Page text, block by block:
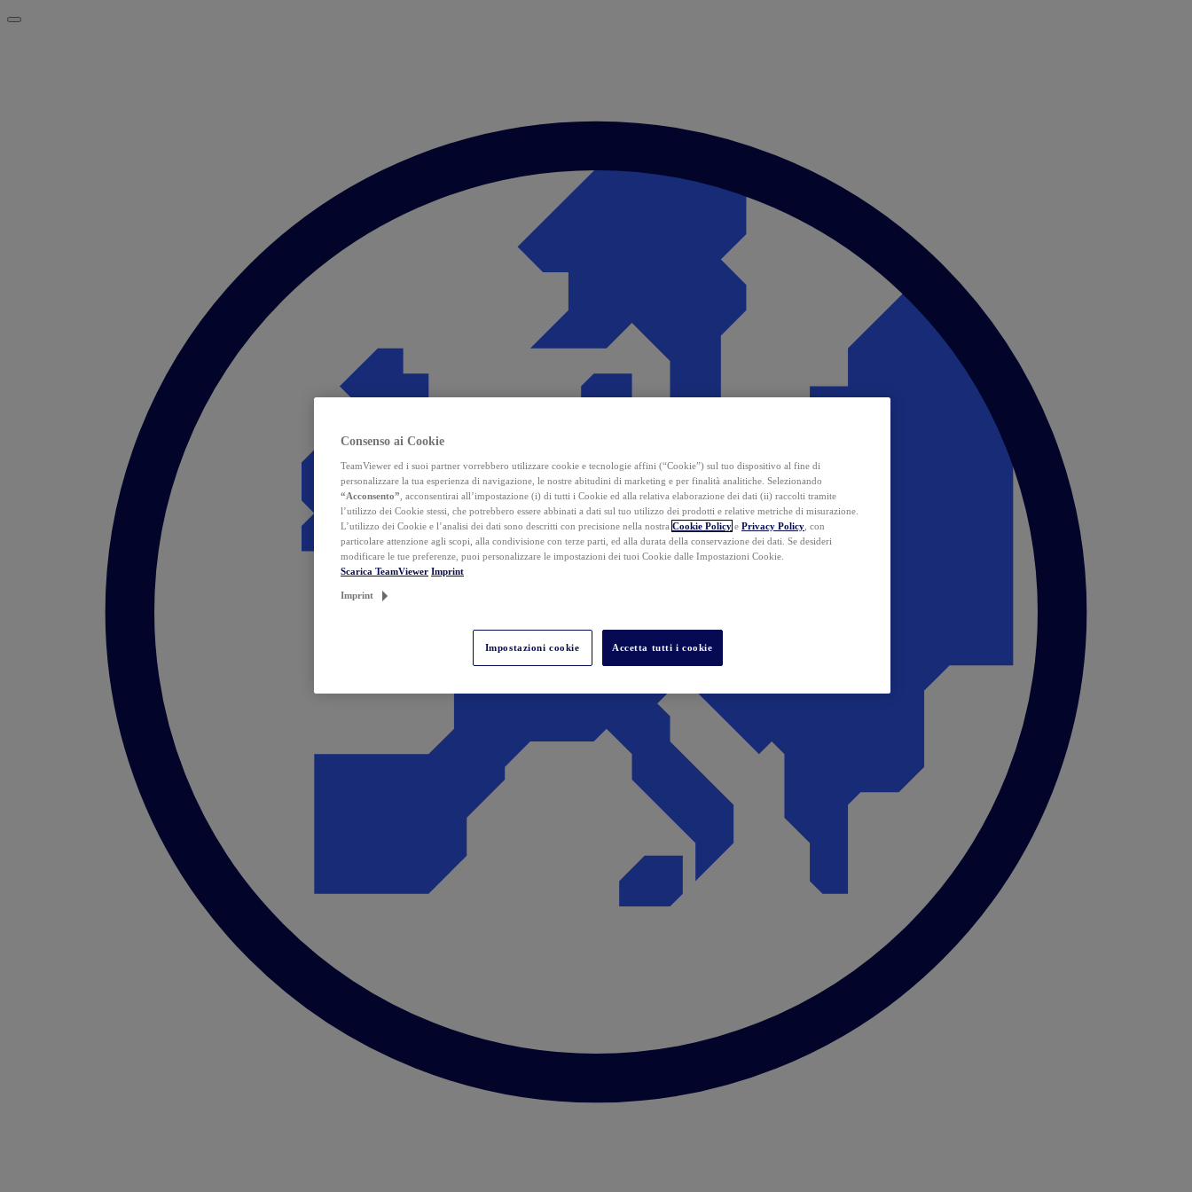
Consenso ai Cookie
TeamViewer ed i suoi partner vorrebbero utilizzare cookie e tecnologie affini (“Cookie”) sul tuo dispositivo al fine di
personalizzare la tua esperienza di navigazione, le nostre abitudini di marketing e per finalità analitiche. Selezionando
“Acconsento” , acconsentirai all’impostazione (i) di tutti i Cookie ed alla relativa elaborazione dei dati (ii) raccolti tramite
l’utilizzo dei Cookie stessi, che potrebbero essere abbinati a dati sul tuo utilizzo dei prodotti e relative metriche di misurazione.
L’utilizzo dei Cookie e l’analisi dei dati sono descritti con precisione nella nostra Cookie Policy e Privacy Policy , con
particolare attenzione agli scopi, alla condivisione con terze parti, ed alla durata della conservazione dei dati. Se desideri
modificare le tue preferenze, puoi personalizzare le impostazioni dei tuoi Cookie dalle Impostazioni Cookie.
Scarica TeamViewer Imprint
Imprint
Impostazioni cookie Accetta tutti i cookie